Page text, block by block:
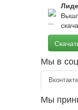
Мы в
Вконтакте
Мы